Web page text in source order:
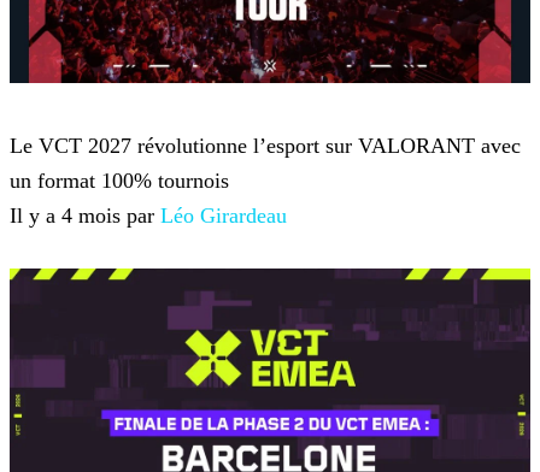
Le VCT 2027 révolutionne l’esport sur VALORANT avec
un format 100% tournois
Il y a 4 mois par Léo Girardeau